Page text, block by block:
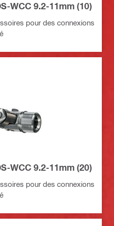
WCC 9.2-11mm (10)
pour des connexions
WCC 9.2-11mm (20)
pour des connexions